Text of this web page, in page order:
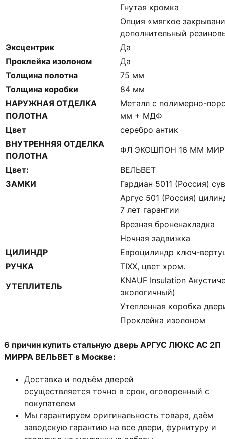
Гнутая кромка
Опция «мягкое
дополнительный
Эксцентрик
Да
Проклейка изолоном
Да
Толщина полотна
75 мм
Толщина коробки
84 мм
НАРУЖНАЯ ОТДЕЛКА
ПОЛОТНА
Металл с полимерно-
мм + МДФ
Цвет
серебро антик
ВНУТРЕННЯЯ ОТДЕЛКА
ПОЛОТНА
ФЛ ЭКОШПОН 16 ММ
Цвет:
ВЕЛЬВЕТ
ЗАМКИ
Гардиан 5011 (Россия)
Аргус 501 (Россия)
7 лет гарантии
Врезная броненакладка
Ночная задвижка
ЦИЛИНДР
Евроцилиндр ключ-
РУЧКА
TIXX, цвет хром.
УТЕПЛИТЕЛЬ
KNAUF Insulation
экологичный)
Утепленная коробка
Проклейка изолоном
6 причин купить стальную дверь АРГУС ЛЮКС АС 2П
МИРРА ВЕЛЬВЕТ в Москве:
Доставка и подъём дверей
осуществляется точно в срок, оговоренный с
покупателем
Мы гарантируем оригинальность товара, даём
заводскую гарантию на все двери, фурнитуру и